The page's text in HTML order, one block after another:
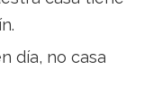
día, no casa